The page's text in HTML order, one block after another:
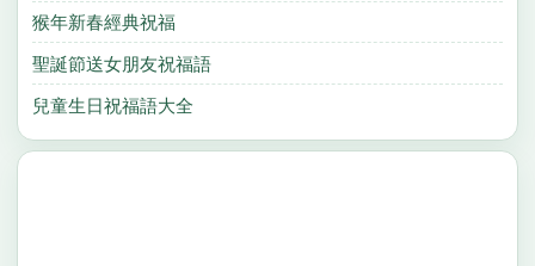
猴年新春經典祝福
聖誕節送女朋友祝福語
兒童生日祝福語大全